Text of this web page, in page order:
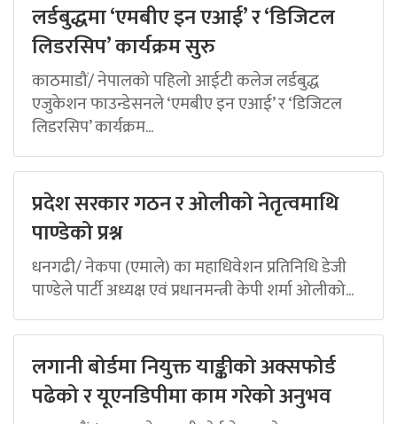
लर्डबुद्धमा ‘एमबीए इन एआई’ र ‘डिजिटल
लिडरसिप’ कार्यक्रम सुरु
काठमाडौं/ नेपालको पहिलो आईटी कलेज लर्डबुद्ध
एजुकेशन फाउन्डेसनले ‘एमबीए इन एआई’ र ‘डिजिटल
लिडरसिप’ कार्यक्रम...
प्रदेश सरकार गठन र ओलीको नेतृत्वमाथि
पाण्डेको प्रश्न
धनगढी/ नेकपा (एमाले) का महाधिवेशन प्रतिनिधि डेजी
पाण्डेले पार्टी अध्यक्ष एवं प्रधानमन्त्री केपी शर्मा ओलीको...
लगानी बोर्डमा नियुक्त याङ्कीको अक्सफोर्ड
पढेको र यूएनडिपीमा काम गरेको अनुभव